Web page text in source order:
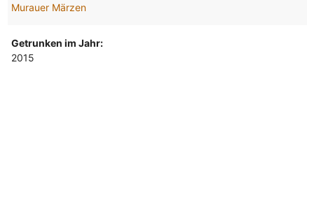
Murauer Märzen
Getrunken im Jahr:
2015